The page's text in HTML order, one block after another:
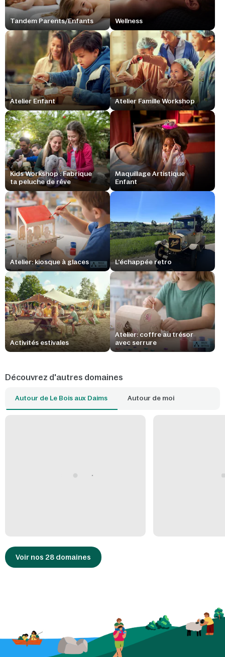
Tandem Parents/Enfants Wellness
Atelier Enfant Atelier Famille Workshop
Kids Workshop : Fabrique
ta peluche de rêve
Maquillage Artistique
Enfant
Atelier: kiosque à glaces L'échappée retro
Activités estivales
Atelier: coffre au trésor
avec serrure
Découvrez d'autres domaines
Autour de Le Bois aux Daims Autour de moi
Voir nos 28 domaines